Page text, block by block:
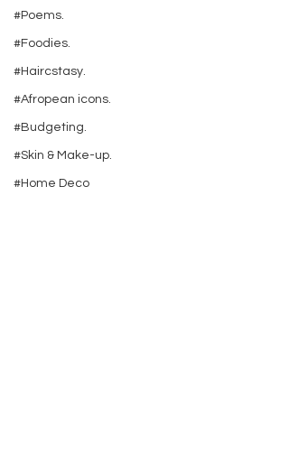
#Poems.
#Foodies.
#Haircstasy.
#Afropean icons.
#Budgeting.
#Skin & Make-up.
#Home Deco